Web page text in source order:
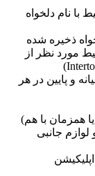
با نام دلخواه
ذخیره شده
مورد نظر از
و پایین در هر
همزمان با هم)
لوازم جانبی